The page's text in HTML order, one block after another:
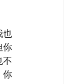
也
你
不
你